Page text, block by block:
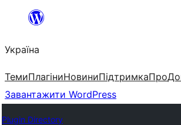
Перейти
вмісту
Україна
ТемиПлагіниНовиниПідтримкаПро
Завантажити WordPress
Plugin Directory